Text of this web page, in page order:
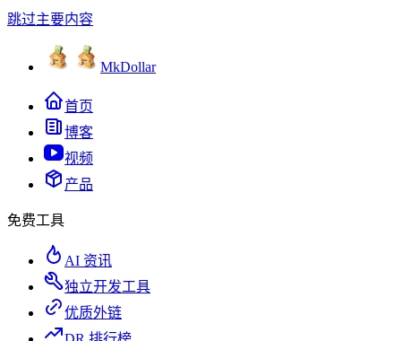
跳过主要内容
MkDollar
首页
博客
视频
产品
免费工具
AI 资讯
独立开发工具
优质外链